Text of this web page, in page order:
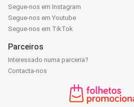
Segue-nos em Instagram
Segue-nos em Youtube
Segue-nos em TikTok
Parceiros
Interessado numa parceria?
Contacta-nos